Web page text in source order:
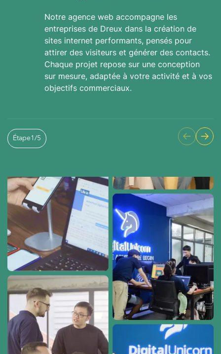
Notre agence web accompagne les
entreprises de Dreux dans la création de
sites internet performants, pensés pour
attirer des visiteurs et générer des contacts.
Chaque projet repose sur une conception
sur mesure, adaptée à votre activité et à vos
objectifs commerciaux.
Étape1 /5